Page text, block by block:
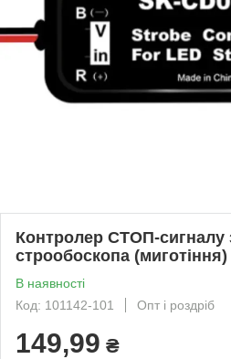
Контролер СТОП-сигналу
строобоскопа
В наявності
Код: 101142-101
Опт і роздріб
149,99 ₴